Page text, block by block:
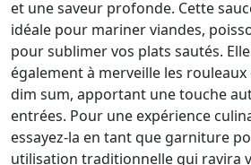
et une saveur profonde. Cette
idéale pour mariner viandes,
pour sublimer vos plats sautés.
également à merveille les
dim sum, apportant une touche
entrées. Pour une expérience
essayez-la en tant que garniture
utilisation traditionnelle qui ravira